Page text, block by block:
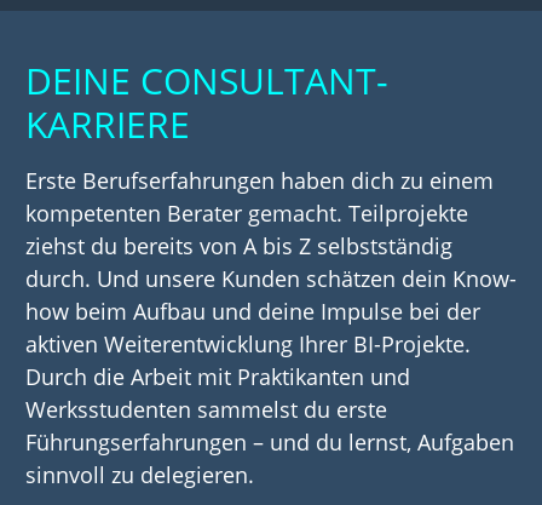
DEINE CONSULTANT-
KARRIERE
Erste Berufserfahrungen haben dich zu einem
kompetenten Berater gemacht. Teilprojekte
ziehst du bereits von A bis Z selbstständig
durch. Und unsere Kunden schätzen dein Know-
how beim Aufbau und deine Impulse bei der
aktiven Weiterentwicklung Ihrer BI-Projekte.
Durch die Arbeit mit Praktikanten und
Werksstudenten sammelst du erste
Führungserfahrungen – und du lernst, Aufgaben
sinnvoll zu delegieren.